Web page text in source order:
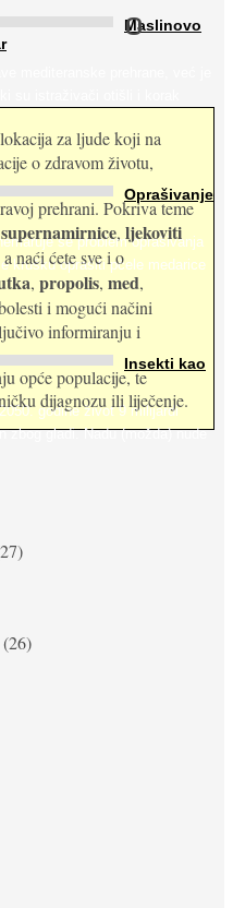
Maslinovo
mediteranske prehrane, već je
Oprašivanje
se problem oprašivanja
krušku oprašiti pčele medarice
Insekti kao
godine život 9 milijardi
zbog gladi. Nadu (možda) nude
O
za ljude koji na
o zdravom životu,
prehrani. Pokriva teme
supernamirnice, ljekoviti
a naći ćete sve i o
, propolis, med,
i mogući načini
informiranju i
opće populacije, te
dijagnozu ili liječenje.
(26)